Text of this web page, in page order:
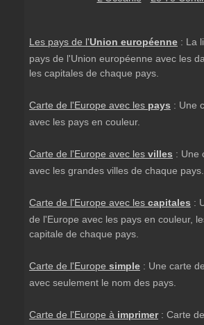
Les pays de l'Union européenne : La
pays de l'Union européenne avec les
les capitales de chaque pays.
Carte de l'Europe avec les pays : Une
avec les pays en couleur.
Carte de l'Europe avec les villes : Une
avec les grandes villes de chaque pays.
Carte de l'Europe avec les capitales :
de l'Europe avec les pays en couleur,
capitale de chaque pays.
Carte de l'Europe simple : Une carte
avec seulement le nom des pays.
Carte de l'Europe à imprimer: Carte